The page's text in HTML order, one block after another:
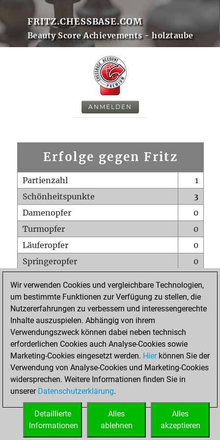
FRITZ.CHESSBASE.COM
Beauty Score Achievements - holztaube
ANMELDEN
Erfolge gegen Fritz
Partienzahl
1
Schönheitspunkte
3
Damenopfer
0
Turmopfer
0
Läuferopfer
0
Springeropfer
0
Matt auf vollem Brett
0
Bauer setzt Matt
0
Erstickte Matts
Unterverwandlungen
Türme auf der siebten
0
STARTSEITE
Wir verwenden Cookies und vergleichbare Technologien,
um bestimmte Funktionen zur Verfügung zu stellen, die
Nutzererfahrungen zu verbessern und interessengerechte
Inhalte auszuspielen. Abhängig von ihrem
Verwendungszweck können dabei neben technisch
erforderlichen Cookies auch Analyse-Cookies sowie
Marketing-Cookies eingesetzt werden. Hierkönnen Sie der
Verwendung von Analyse-Cookies und Marketing-Cookies
widersprechen. Weitere Informationen finden Sie in
unserer Datenschutzerklärung.
Alles
akzeptieren
Alles
ablehnen
Detaillierte
Informationen